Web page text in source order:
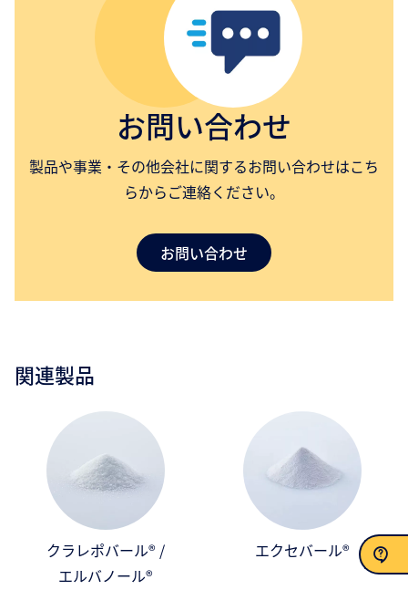
お問い合わせ
製品や事業・その他会社に関するお問い合わせはこち
らからご連絡ください。
お問い合わせ
関連製品
クラレポバール® /
エルバノール®
エクセバール®